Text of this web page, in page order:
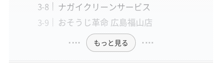
ナガイクリーンサービス
おそうじ革命 広島福山店
もっと見る